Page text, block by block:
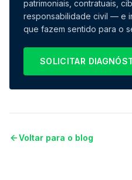
patrimoniais, contratuais,
responsabilidade civil — e
que fazem sentido para o
SOLICITAR
Voltar para o blog